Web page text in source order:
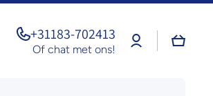
+31183-702413
Of chat met ons!
Log
in